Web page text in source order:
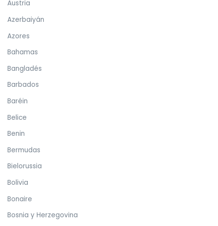
Austria
Azerbaiyán
Azores
Bahamas
Bangladés
Barbados
Baréin
Belice
Benin
Bermudas
Bielorussia
Bolivia
Bonaire
Bosnia y Herzegovina